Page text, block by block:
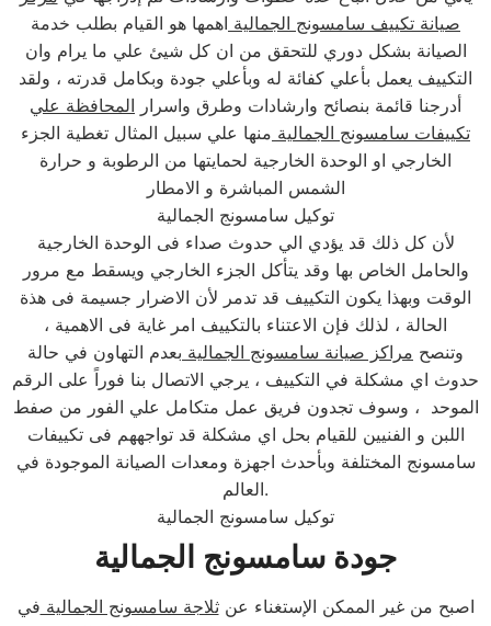
صيانة تكييف سامسونج الجمالية اهمها هو القيام بطلب خدمة
الصيانة بشكل دوري للتحقق من ان كل شيئ علي ما يرام وان
التكييف يعمل بأعلي كفائة له وبأعلي جودة وبكامل قدرته ، ولقد
أدرجنا قائمة بنصائح وارشادات وطرق واسرار المحافظة علي
تكييفات سامسونج الجمالية منها علي سبيل المثال تغطية الجزء
الخارجي او الوحدة الخارجية لحمايتها من الرطوبة و حرارة
الشمس المباشرة و الامطار
توكيل سامسونج الجمالية
لأن كل ذلك قد يؤدي الي حدوث صداء فى الوحدة الخارجية
والحامل الخاص بها وقد يتأكل الجزء الخارجي ويسقط مع مرور
الوقت وبهذا يكون التكييف قد تدمر لأن الاضرار جسيمة فى هذة
الحالة ، لذلك فإن الاعتناء بالتكييف امر غاية فى الاهمية ،
وتنصح مراكز صيانة سامسونج الجمالية بعدم التهاون في حالة
حدوث اي مشكلة في التكييف ، يرجي الاتصال بنا فوراً على الرقم
الموحد ، وسوف تجدون فريق عمل متكامل علي الفور من صفط
اللبن و الفنيين للقيام بحل اي مشكلة قد تواجههم فى تكييفات
سامسونج المختلفة وبأحدث اجهزة ومعدات الصيانة الموجودة في
العالم.
توكيل سامسونج الجمالية
جودة سامسونج الجمالية
اصبح من غير الممكن الإستغناء عنثلاجة سامسونج الجمالية في